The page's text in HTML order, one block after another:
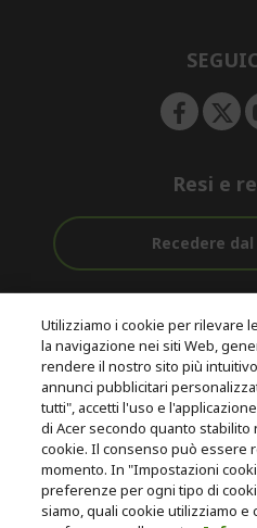
Resi e
Recedere
Gratuita
pre
© 2026 Acer Inc.
CPYou B.V. è il rivenditore
questo negozio online.
Utilizziamo i cookie per rilevare
la navigazione nei siti Web,
rendere il nostro sito più
annunci pubblicitari
tutti", accetti l'uso e
di Acer secondo quanto
cookie. Il consenso può essere
momento. In "Impostazioni
preferenze per ogni tipo di
siamo, quali cookie utilizziamo e